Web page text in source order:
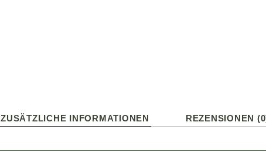
ZUSÄTZLICHE INFORMATIONEN REZENSIONEN